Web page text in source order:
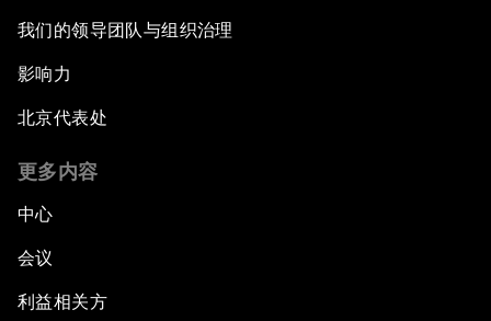
我们的领导团队与组织治理
影响力
北京代表处
更多内容
中心
会议
利益相关方